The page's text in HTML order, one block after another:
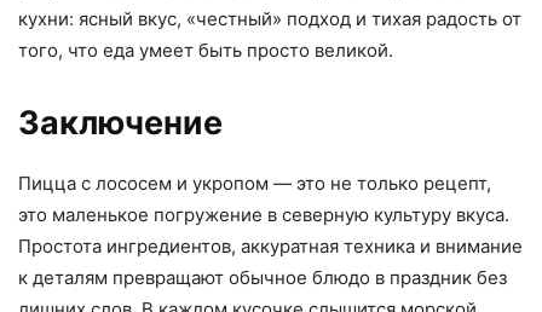
кухни: ясный вкус, «честный» подход и тихая радость от
того, что еда умеет быть просто великой.
Заключение
Пицца с лососем и укропом — это не только рецепт,
это маленькое погружение в северную культуру вкуса.
Простота ингредиентов, аккуратная техника и внимание
к деталям превращают обычное блюдо в праздник без